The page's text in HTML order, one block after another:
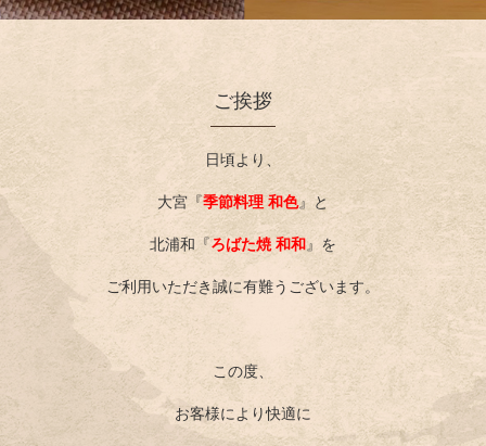
ご挨拶
日頃より、
大宮『季節料理 和色』と
北浦和『ろばた焼 和和 』を
ご利用いただき誠に有難うございます。
この度、
お客様により快適に